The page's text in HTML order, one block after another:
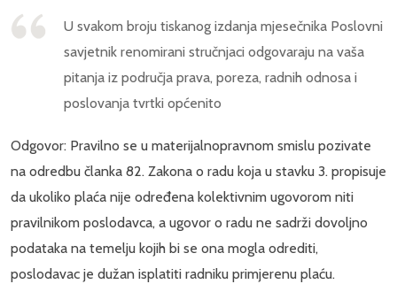
U svakom broju tiskanog izdanja mjesečnika Poslovni
savjetnik renomirani stručnjaci odgovaraju na vaša
pitanja iz područja prava, poreza, radnih odnosa i
poslovanja tvrtki općenito
Odgovor: Pravilno se u materijalnopravnom smislu pozivate
na odredbu članka 82. Zakona o radu koja u stavku 3. propisuje
da ukoliko plaća nije određena kolektivnim ugovorom niti
pravilnikom poslodavca, a ugovor o radu ne sadrži dovoljno
podataka na temelju kojih bi se ona mogla odrediti,
poslodavac je dužan isplatiti radniku primjerenu plaću.